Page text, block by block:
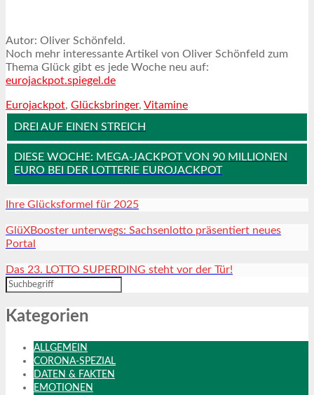
Autor: Oliver Schönfeld.
Noch mehr interessante Artikel von Oliver Schönfeld zum
Thema Glück gibt es jede Woche neu auf:
eurojackpot.spiegel.de
Eurojackpot, Glücksbringer, Vitamine
DREI AUF EINEN STREICH
DIESE WOCHE: MEGA-JACKPOT VON 90 MILLIONEN
EURO BEI DER LOTTERIE EUROJACKPOT
Ihre Glücksformel für 2025
GlüXBooster unterwegs: Sachsenlotto präsentiert neues
Portal
Das 23. LOTTO SUPERDING steht vor der Tür!
Kategorien
ALLGEMEIN
CORONA-SPEZIAL
DATEN & FAKTEN
EMOTIONEN